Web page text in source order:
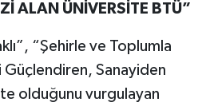
ALAN ÜNİVERSİTE BTÜ”
“Şehirle ve Toplumla
Güçlendiren, Sanayiden
olduğunu vurgulayan